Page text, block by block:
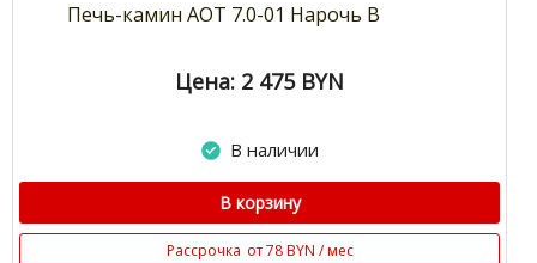
Печь-камин АОТ 7.0-01 Нарочь В
Цена: 2 475 BYN
В наличии
В корзину
Рассрочка от 78 BYN / мес